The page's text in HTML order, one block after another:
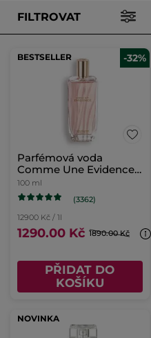
FILTROVAT
BESTSELLER -32%
Parfémová voda
Comme Une Evidence
100ml
100 ml
(3362)
12900 Kč / 1l
1290.00 Kč 1890.00 Kč
PŘIDAT DO
KOŠÍKU
NOVINKA